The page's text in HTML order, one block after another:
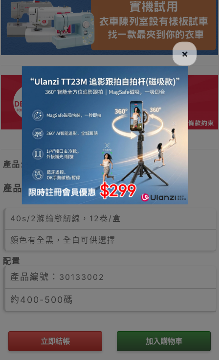
產品介紹
產品特點
40s/2滌綸縫紉線，12卷/盒
顏色有全黑，全白可供選擇
配置
產品編號： 30133002
約400-500碼
立即結帳 加入購物車
×